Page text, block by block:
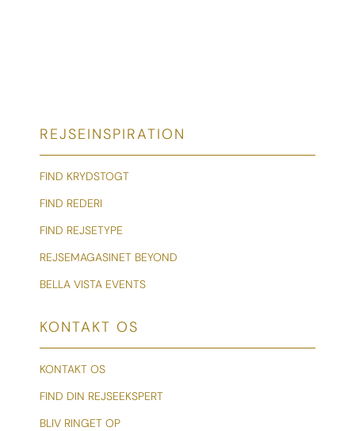
REJSEINSPIRATION
FIND KRYDSTOGT
FIND REDERI
FIND REJSETYPE
REJSEMAGASINET BEYOND
BELLA VISTA EVENTS
KONTAKT OS
KONTAKT OS
FIND DIN REJSEEKSPERT
BLIV RINGET OP